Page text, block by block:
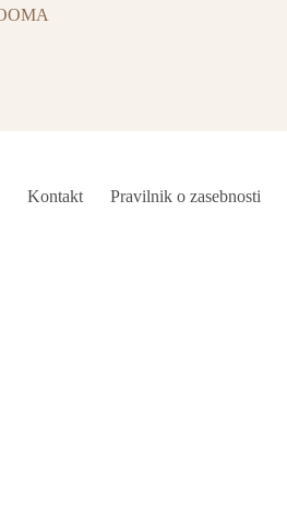
Kontakt Pravilnik o zasebnosti